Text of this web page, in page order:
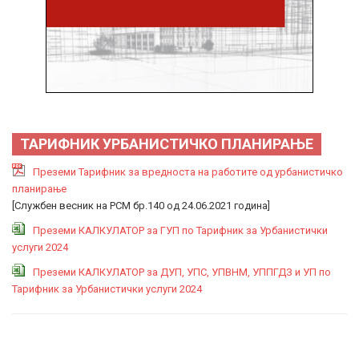
ТАРИФНИК УРБАНИСТИЧКО ПЛАНИРАЊЕ
Преземи Тарифник за вредноста на работите од урбанистичко
планирање
[Службен весник на РСМ бр.140 од 24.06.2021 година]
Преземи КАЛКУЛАТОР за ГУП по Тарифник за Урбанистички
услуги 2024
Преземи КАЛКУЛАТОР за ДУП, УПС, УПВНМ, УППГДЗ и УП по
Тарифник за Урбанистички услуги 2024